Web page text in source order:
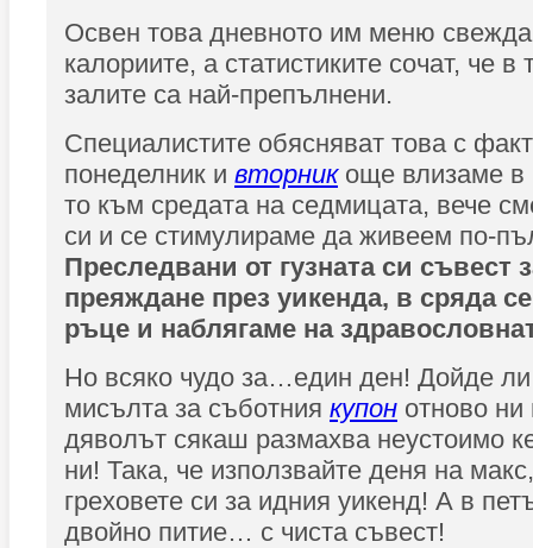
Освен това дневното им меню
калориите, а статистиките сочат, че
залите са най-препълнени.
Специалистите обясняват това с
понеделник и вторникоще влизаме в
то към средата на седмицата, вече
си и се стимулираме да живеем по-
Преследвани от гузната си съвест
преяждане през уикенда, в сряда
ръце и наблягаме на
Но всяко чудо за…един ден! Дойде ли
мисълта за съботния купон отново
дяволът сякаш размахва неустоимо
ни! Така, че използвайте деня на
греховете си за идния уикенд! А в
двойно питие… с чиста съвест!